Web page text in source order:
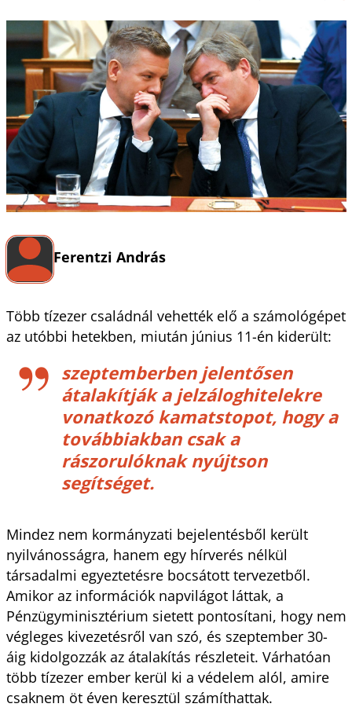
Ferentzi András
Több tízezer családnál vehették elő a számológépet
az utóbbi hetekben, miután június 11-én kiderült:
szeptemberben jelentősen
átalakítják a jelzáloghitelekre
vonatkozó kamatstopot, hogy a
továbbiakban csak a
rászorulóknak nyújtson
segítséget.
Mindez nem kormányzati bejelentésből került
nyilvánosságra, hanem egy hírverés nélkül
társadalmi egyeztetésre bocsátott tervezetből.
Amikor az információk napvilágot láttak, a
Pénzügyminisztérium sietett pontosítani, hogy nem
végleges kivezetésről van szó, és szeptember 30-
áig kidolgozzák az átalakítás részleteit. Várhatóan
több tízezer ember kerül ki a védelem alól, amire
csaknem öt éven keresztül számíthattak.